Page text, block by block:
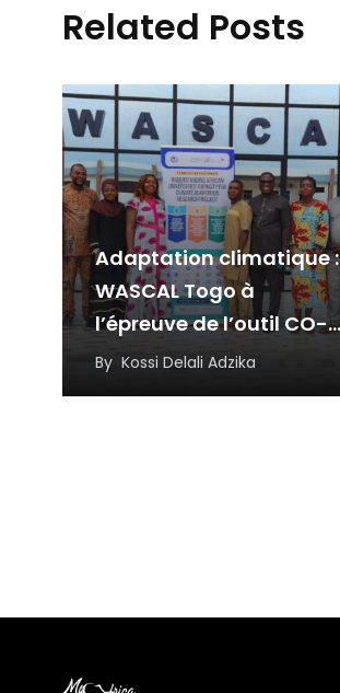
Related Posts
Adaptation climatique :
WASCAL Togo à
l’épreuve de l’outil CO-
CAT
By Kossi Delali Adzika